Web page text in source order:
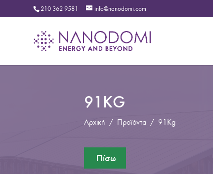
210 362 9581 info@nanodomi.com
91KG
Αρχική / Προϊόντα/ 91Kg